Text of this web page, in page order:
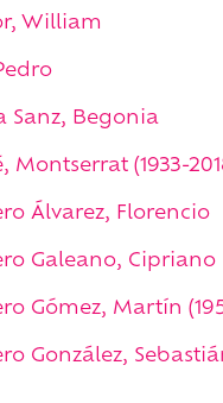
William
Sanz, Begonia
Montserrat (1933-
Álvarez, Florencio
Galeano, Cipriano
Gómez, Martín
González,